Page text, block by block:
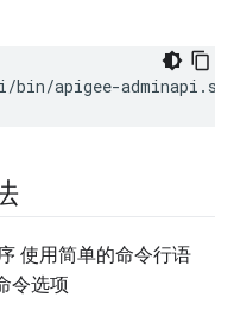
bin/apigee-adminapi.sh
使用简单的命令行语
令选项